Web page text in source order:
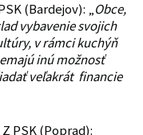
(Bardejov): „Obce,
vybavenie svojich
v rámci kuchýň
inú možnosť
veľakrát financie
PSK (Poprad):